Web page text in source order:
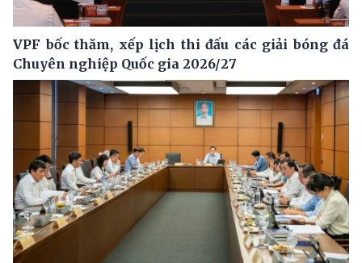
VPF bốc thăm, xếp lịch thi đấu các giải bóng đá
Chuyên nghiệp Quốc gia 2026/27